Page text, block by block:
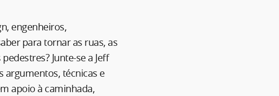
engenheiros,
para tornar as ruas, as
Junte-se a Jeff
argumentos, técnicas e
apoio à caminhada,